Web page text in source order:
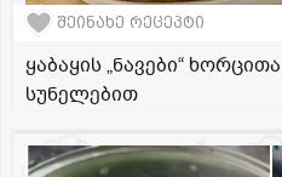
შეინახე რეცეპტი
ყაბაყის „ნავები“
სუნელებით